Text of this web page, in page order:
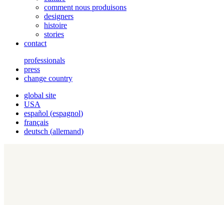
comment nous produisons
designers
histoire
stories
contact
professionals
press
change country
global site
USA
español (espagnol)
français
deutsch (allemand)